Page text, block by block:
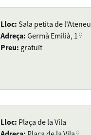
Lloc: Sala petita de l'Ateneu
Adreça: Germà Emilià, 1
Preu: gratuït
Lloc: Plaça de la Vila